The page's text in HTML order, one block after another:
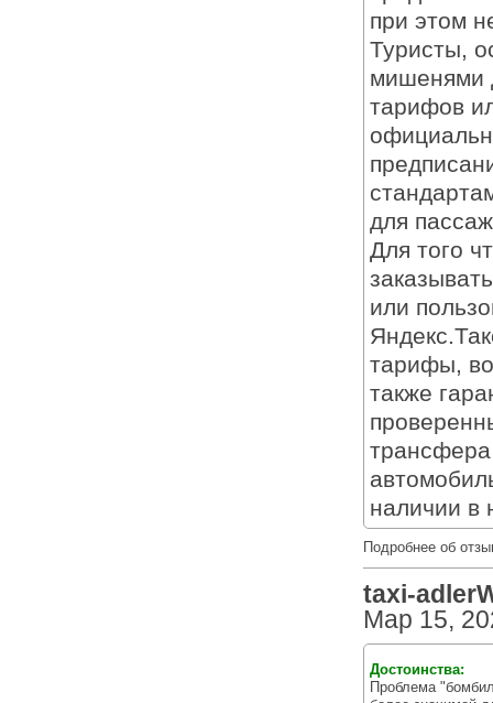
при этом
Туристы,
мишенями
тарифов
для
Для того
или
тарифы,
также
трансфера
наличии в
Подробнее об
taxi-
Мар 15,
Достоинства:
Проблема